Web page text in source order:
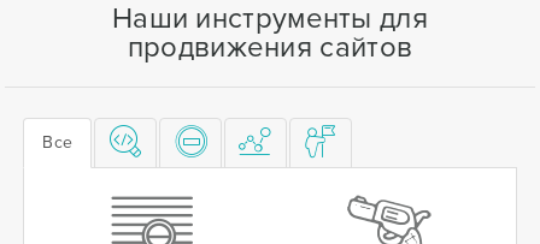
Наши инструменты для
продвижения сайтов
Все